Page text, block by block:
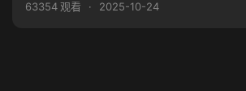
63354 观看
· 2025-10-24